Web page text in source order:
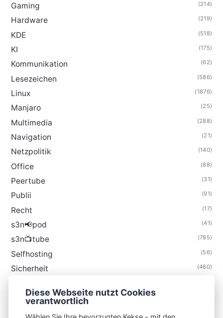
Gaming (214)
Hardware (219)
KDE (518)
KI (175)
Kommunikation (62)
Lesezeichen (586)
Linux (1876)
Manjaro (25)
Multimedia (288)
Navigation (21)
Netzpolitik (140)
Office (88)
Peertube (31)
Publii (91)
Recht (17)
s3n📢pod (41)
s3n📺tube (785)
Selfhosting (56)
Sicherheit (460)
Thunderbird
Diese Webseite nutzt Cookies
verantwortlich